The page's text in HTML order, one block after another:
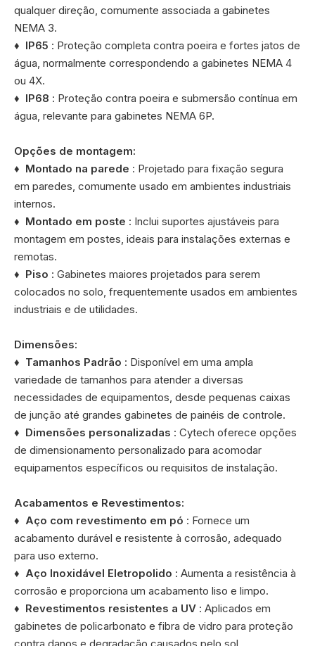
qualquer direção, comumente associada a gabinetes
NEMA 3.
♦ IP65 : Proteção completa contra poeira e fortes jatos de
água, normalmente correspondendo a gabinetes NEMA 4
ou 4X.
♦ IP68 : Proteção contra poeira e submersão contínua em
água, relevante para gabinetes NEMA 6P.
Opções de montagem:
♦ Montado na parede : Projetado para fixação segura
em paredes, comumente usado em ambientes industriais
internos.
♦ Montado em poste : Inclui suportes ajustáveis ​​para
montagem em postes, ideais para instalações externas e
remotas.
♦ Piso : Gabinetes maiores projetados para serem
colocados no solo, frequentemente usados ​​em ambientes
industriais e de utilidades.
Dimensões:
♦ Tamanhos Padrão : Disponível em uma ampla
variedade de tamanhos para atender a diversas
necessidades de equipamentos, desde pequenas caixas
de junção até grandes gabinetes de painéis de controle.
♦ Dimensões personalizadas : Cytech oferece opções
de dimensionamento personalizado para acomodar
equipamentos específicos ou requisitos de instalação.
Acabamentos e Revestimentos:
♦ Aço com revestimento em pó : Fornece um
acabamento durável e resistente à corrosão, adequado
para uso externo.
♦ Aço Inoxidável Eletropolido : Aumenta a resistência à
corrosão e proporciona um acabamento liso e limpo.
♦ Revestimentos resistentes a UV : Aplicados em
gabinetes de policarbonato e fibra de vidro para proteção